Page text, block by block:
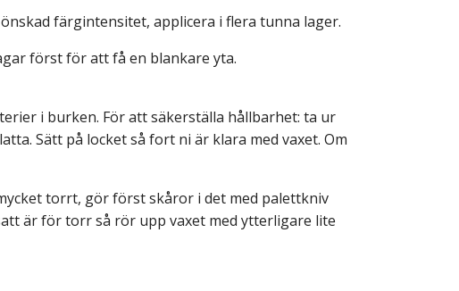
färgintensitet, applicera i flera tunna lager.
först för att få en blankare yta.
i burken. För att säkerställa hållbarhet: ta ur
Sätt på locket så fort ni är klara med vaxet. Om
torrt, gör först skåror i det med palettkniv
är för torr så rör upp vaxet med ytterligare lite